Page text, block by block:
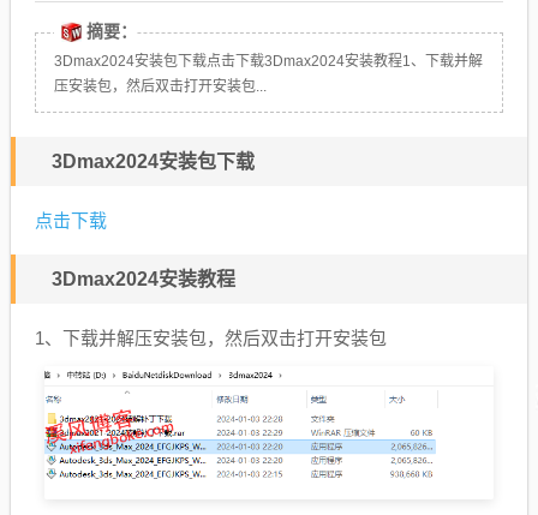
摘要：
3Dmax2024安装包下载点击下载3Dmax2024安装教程1、下载并解
压安装包，然后双击打开安装包...
3Dmax2024安装包下载
点击下载
3Dmax2024安装教程
1、下载并解压安装包，然后双击打开安装包